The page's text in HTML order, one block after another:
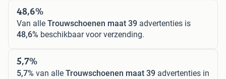
48,6%
Van alle Trouwschoenen maat 39 advertenties is
48,6% beschikbaar voor verzending.
5,7%
5,7% van alle Trouwschoenen maat 39 advertenties in